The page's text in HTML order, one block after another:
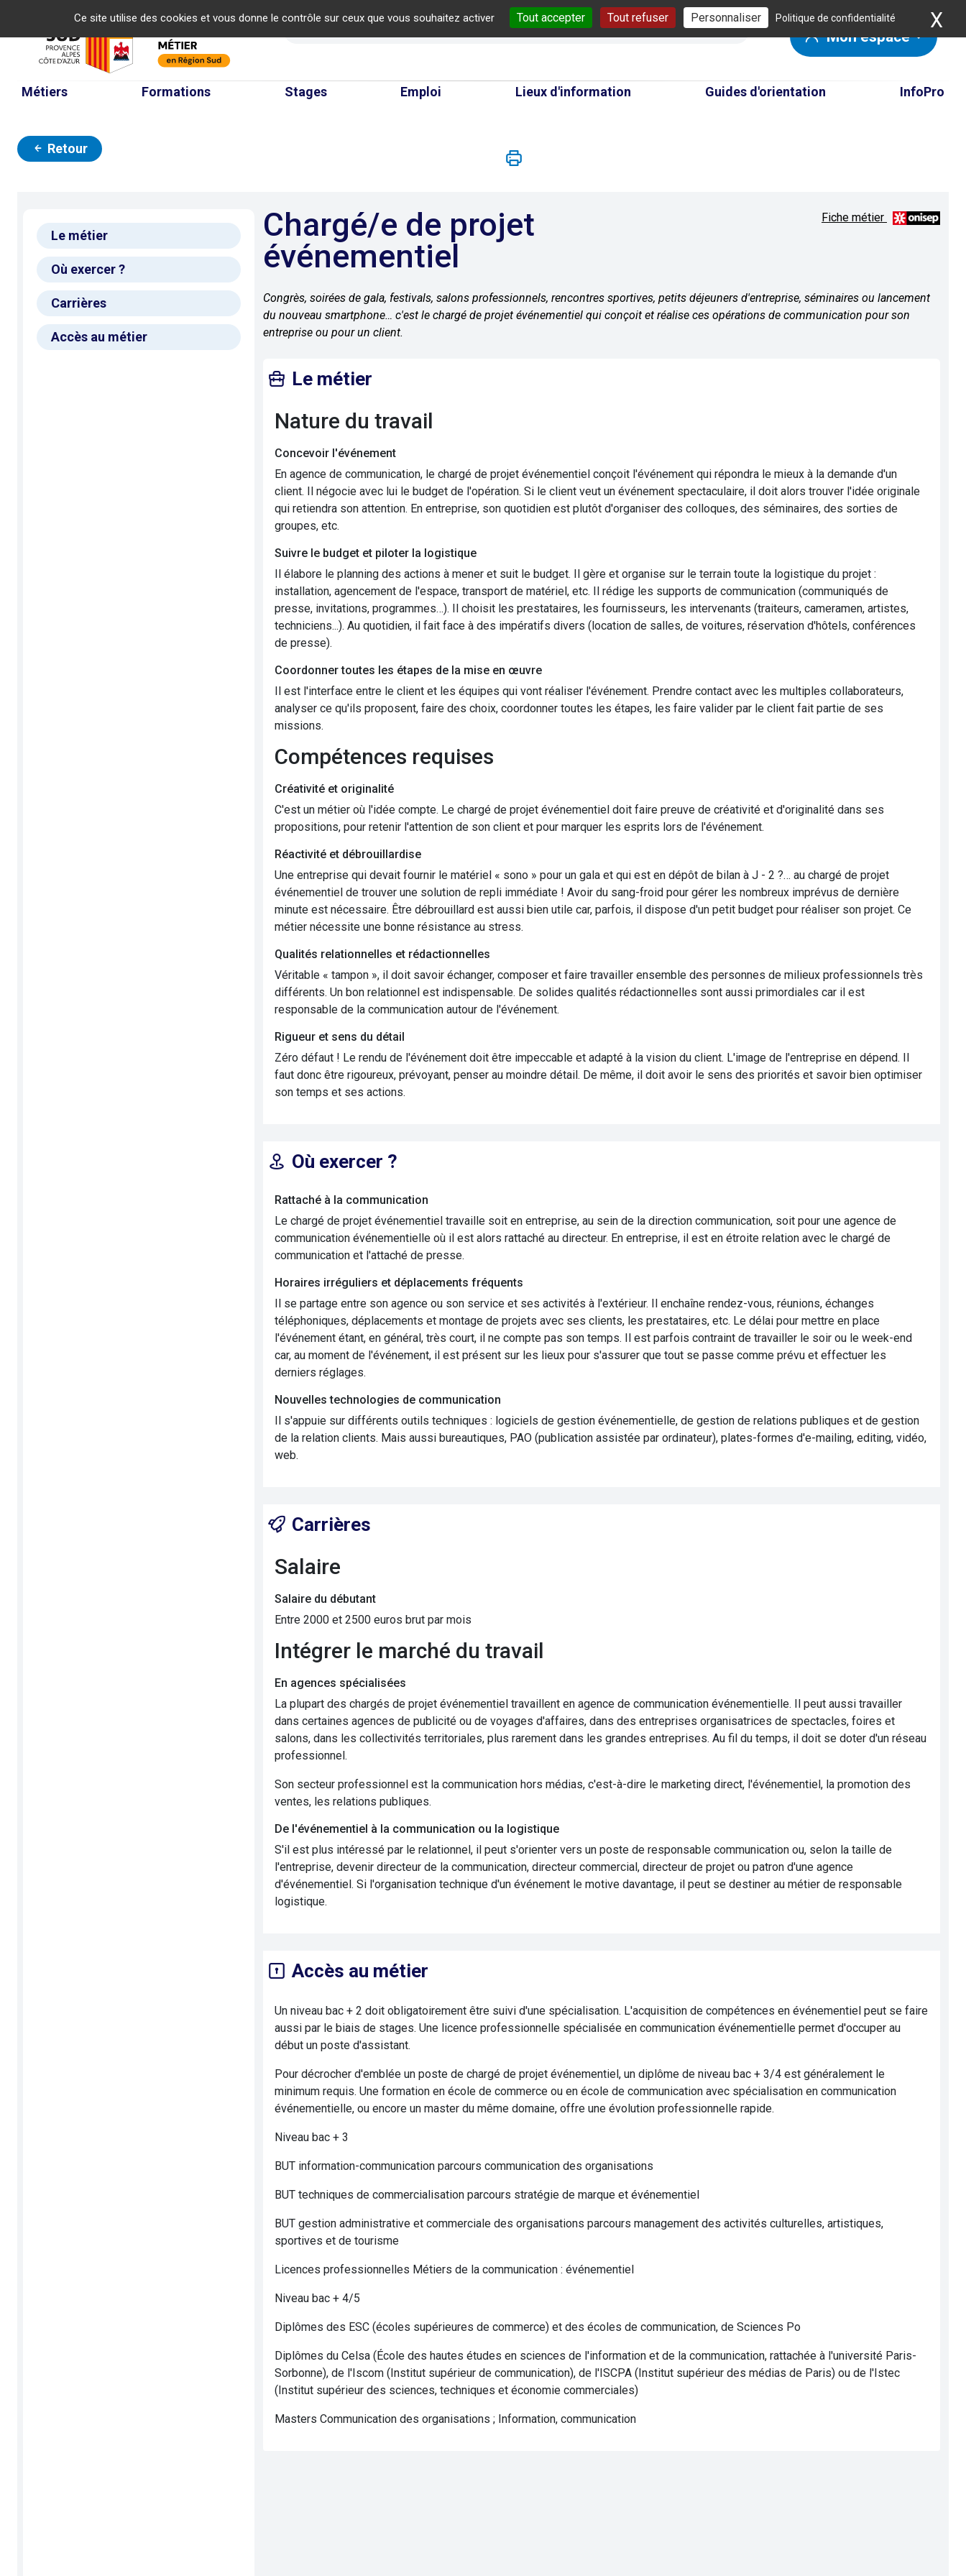
Ce site utilise des cookies et vous donne le contrôle sur ceux que vous souhaitez activer Tout accepter Tout refuser Personnaliser Politique de confidentialité X
Mon espace
Métiers Formations Stages Emploi Lieux d'information Guides d'orientation InfoPro
Retour
Le métier
Où exercer ?
Carrières
Accès au métier
Chargé/e de projet
événementiel
Fiche métier
Congrès, soirées de gala, festivals, salons professionnels, rencontres sportives, petits déjeuners d'entreprise, séminaires ou lancement
du nouveau smartphone… c'est le chargé de projet événementiel qui conçoit et réalise ces opérations de communication pour son
entreprise ou pour un client.
Le métier
Nature du travail
Concevoir l'événement
En agence de communication, le chargé de projet événementiel conçoit l'événement qui répondra le mieux à la demande d'un
client. Il négocie avec lui le budget de l'opération. Si le client veut un événement spectaculaire, il doit alors trouver l'idée originale
qui retiendra son attention. En entreprise, son quotidien est plutôt d'organiser des colloques, des séminaires, des sorties de
groupes, etc.
Suivre le budget et piloter la logistique
Il élabore le planning des actions à mener et suit le budget. Il gère et organise sur le terrain toute la logistique du projet :
installation, agencement de l'espace, transport de matériel, etc. Il rédige les supports de communication (communiqués de
presse, invitations, programmes…). Il choisit les prestataires, les fournisseurs, les intervenants (traiteurs, cameramen, artistes,
techniciens...). Au quotidien, il fait face à des impératifs divers (location de salles, de voitures, réservation d'hôtels, conférences
de presse).
Coordonner toutes les étapes de la mise en œuvre
Il est l'interface entre le client et les équipes qui vont réaliser l'événement. Prendre contact avec les multiples collaborateurs,
analyser ce qu'ils proposent, faire des choix, coordonner toutes les étapes, les faire valider par le client fait partie de ses
missions.
Compétences requises
Créativité et originalité
C'est un métier où l'idée compte. Le chargé de projet événementiel doit faire preuve de créativité et d'originalité dans ses
propositions, pour retenir l'attention de son client et pour marquer les esprits lors de l'événement.
Réactivité et débrouillardise
Une entreprise qui devait fournir le matériel « sono » pour un gala et qui est en dépôt de bilan à J - 2 ?… au chargé de projet
événementiel de trouver une solution de repli immédiate ! Avoir du sang-froid pour gérer les nombreux imprévus de dernière
minute est nécessaire. Être débrouillard est aussi bien utile car, parfois, il dispose d'un petit budget pour réaliser son projet. Ce
métier nécessite une bonne résistance au stress.
Qualités relationnelles et rédactionnelles
Véritable « tampon », il doit savoir échanger, composer et faire travailler ensemble des personnes de milieux professionnels très
différents. Un bon relationnel est indispensable. De solides qualités rédactionnelles sont aussi primordiales car il est
responsable de la communication autour de l'événement.
Rigueur et sens du détail
Zéro défaut ! Le rendu de l'événement doit être impeccable et adapté à la vision du client. L'image de l'entreprise en dépend. Il
faut donc être rigoureux, prévoyant, penser au moindre détail. De même, il doit avoir le sens des priorités et savoir bien optimiser
son temps et ses actions.
Où exercer ?
Rattaché à la communication
Le chargé de projet événementiel travaille soit en entreprise, au sein de la direction communication, soit pour une agence de
communication événementielle où il est alors rattaché au directeur. En entreprise, il est en étroite relation avec le chargé de
communication et l'attaché de presse.
Horaires irréguliers et déplacements fréquents
Il se partage entre son agence ou son service et ses activités à l'extérieur. Il enchaîne rendez-vous, réunions, échanges
téléphoniques, déplacements et montage de projets avec ses clients, les prestataires, etc. Le délai pour mettre en place
l'événement étant, en général, très court, il ne compte pas son temps. Il est parfois contraint de travailler le soir ou le week-end
car, au moment de l'événement, il est présent sur les lieux pour s'assurer que tout se passe comme prévu et effectuer les
derniers réglages.
Nouvelles technologies de communication
Il s'appuie sur différents outils techniques : logiciels de gestion événementielle, de gestion de relations publiques et de gestion
de la relation clients. Mais aussi bureautiques, PAO (publication assistée par ordinateur), plates-formes d'e-mailing, editing, vidéo,
web.
Carrières
Salaire
Salaire du débutant
Entre 2000 et 2500 euros brut par mois
Intégrer le marché du travail
En agences spécialisées
La plupart des chargés de projet événementiel travaillent en agence de communication événementielle. Il peut aussi travailler
dans certaines agences de publicité ou de voyages d'affaires, dans des entreprises organisatrices de spectacles, foires et
salons, dans les collectivités territoriales, plus rarement dans les grandes entreprises. Au fil du temps, il doit se doter d'un réseau
professionnel.
Son secteur professionnel est la communication hors médias, c'est-à-dire le marketing direct, l'événementiel, la promotion des
ventes, les relations publiques.
De l'événementiel à la communication ou la logistique
S'il est plus intéressé par le relationnel, il peut s'orienter vers un poste de responsable communication ou, selon la taille de
l'entreprise, devenir directeur de la communication, directeur commercial, directeur de projet ou patron d'une agence
d'événementiel. Si l'organisation technique d'un événement le motive davantage, il peut se destiner au métier de responsable
logistique.
Accès au métier
Un niveau bac + 2 doit obligatoirement être suivi d'une spécialisation. L'acquisition de compétences en événementiel peut se faire
aussi par le biais de stages. Une licence professionnelle spécialisée en communication événementielle permet d'occuper au
début un poste d'assistant.
Pour décrocher d'emblée un poste de chargé de projet événementiel, un diplôme de niveau bac + 3/4 est généralement le
minimum requis. Une formation en école de commerce ou en école de communication avec spécialisation en communication
événementielle, ou encore un master du même domaine, offre une évolution professionnelle rapide.
Niveau bac + 3
BUT information-communication parcours communication des organisations
BUT techniques de commercialisation parcours stratégie de marque et événementiel
BUT gestion administrative et commerciale des organisations parcours management des activités culturelles, artistiques,
sportives et de tourisme
Licences professionnelles Métiers de la communication : événementiel
Niveau bac + 4/5
Diplômes des ESC (écoles supérieures de commerce) et des écoles de communication, de Sciences Po
Diplômes du Celsa (École des hautes études en sciences de l'information et de la communication, rattachée à l'université Paris-
Sorbonne), de l'Iscom (Institut supérieur de communication), de l'ISCPA (Institut supérieur des médias de Paris) ou de l'Istec
(Institut supérieur des sciences, techniques et économie commerciales)
Masters Communication des organisations ; Information, communication